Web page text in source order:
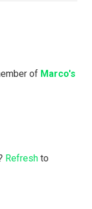
of Marco's
Refresh to